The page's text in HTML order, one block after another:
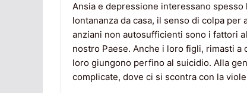
Ansia e depressione interessano
lontananza da casa, il senso di colpa
anziani non autosufficienti sono i fattori
nostro Paese. Anche i loro figli, rimasti a
loro giungono perfino al suicidio. Alla
complicate, dove ci si scontra con la